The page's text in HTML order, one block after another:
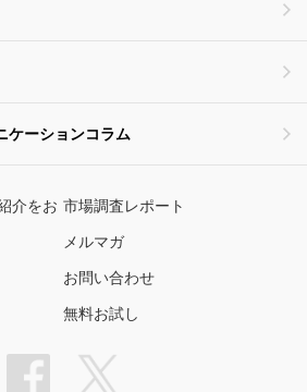
ケーションコラム
介をお 市場調査レポート
メルマガ
お問い合わせ
無料お試し